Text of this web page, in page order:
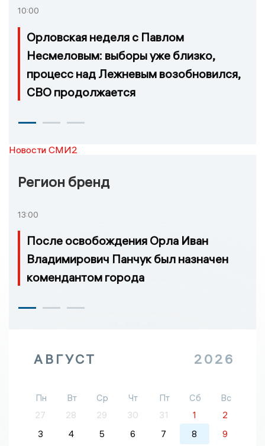
10:00
Орловская неделя с Павлом
Несмеловым: выборы уже близко,
процесс над Лежневым возобновился,
СВО продолжается
Новости СМИ2
Регион бренд
13:00
После освобождения Орла Иван
Владимирович Панчук был назначен
комендантом города
АВГУСТ 2026
Пн Вт Ср Чт Пт Сб
Вс
27
28 29 30 31 1
2
3
4 5 6 7 8
9